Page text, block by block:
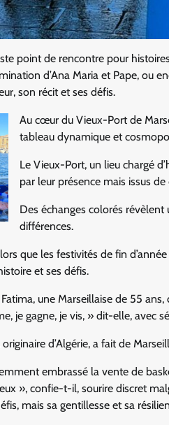
point de rencontre pour
d’Ana Maria et Pape, ou
son récit et ses défis.
Au cœur du Vieux-Port de
tableau dynamique et
Le Vieux-Port, un lieu chargé
par leur présence mais issus
Des échanges colorés
différences.
que les festivités de fin
et ses défis.
une Marseillaise de 55
je gagne, je vis, » dit-elle, avec
d’Algérie, a fait de
embrassé la vente de
», confie-t-il, sourire discret
mais sa gentillesse et sa